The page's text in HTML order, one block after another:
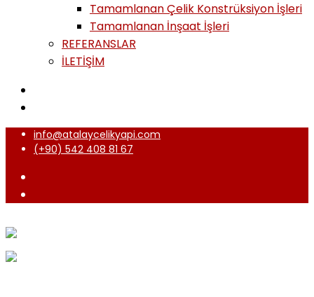
Tamamlanan Çelik Konstrüksiyon İşleri
Tamamlanan İnşaat İşleri
REFERANSLAR
İLETİŞİM
info@atalaycelikyapi.com
(+90) 542 408 81 67